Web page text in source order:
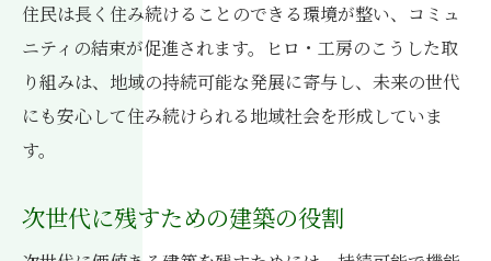
住民は長く住み続けることのできる環境が整い、コミュ
ニティの結束が促進されます。ヒロ・工房のこうした取
り組みは、地域の持続可能な発展に寄与し、未来の世代
にも安心して住み続けられる地域社会を形成していま
す。
次世代に残すための建築の役割